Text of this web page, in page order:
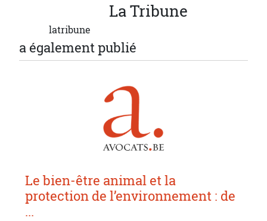
LaTribune
latribune
a également publié
Le bien-être animal et la
protection de l’environnement : de
...